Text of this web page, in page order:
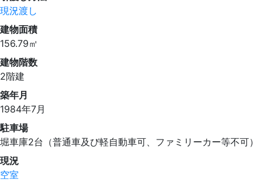
現況渡し
建物面積
156.79㎡
建物階数
2階建
築年月
1984年7月
駐車場
堀車庫2台（普通車及び軽自動車可、ファミリーカー等不可）
現況
空室